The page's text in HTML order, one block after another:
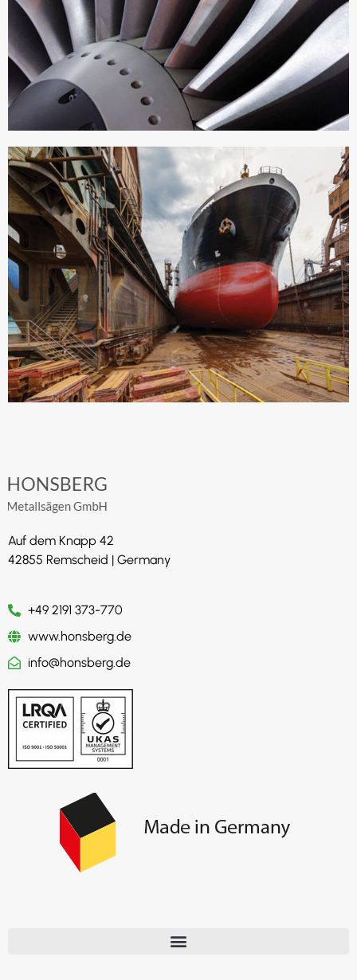
Auf dem Knapp 42
42855 Remscheid | Germany
+49 2191 373-770
www.honsberg.de
info@honsberg.de